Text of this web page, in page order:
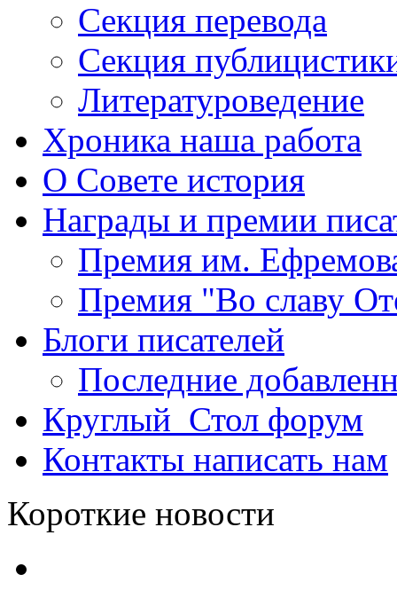
Секция перевода
Секция
Литературоведение
Хроника наша работа
О Совете история
Награды и премии
Премия им.
Премия "Во славу
Блоги писателей
Последние
Круглый_Стол форум
Контакты написать нам
Короткие новости